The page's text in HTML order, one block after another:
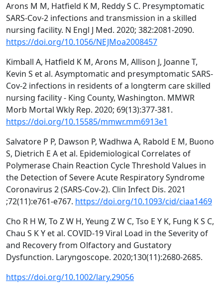
Arons M M, Hatfield K M, Reddy S C. Presymptomatic
SARS-Cov-2 infections and transmission in a skilled
nursing facility. N Engl J Med. 2020; 382:2081-2090.
https://doi.org/10.1056/NEJMoa2008457
Kimball A, Hatfield K M, Arons M, Allison J, Joanne T,
Kevin S et al. Asymptomatic and presymptomatic SARS-
Cov-2 infections in residents of a longterm care skilled
nursing facility - King County, Washington. MMWR
Morb Mortal Wkly Rep. 2020; 69(13):377-381.
https://doi.org/10.15585/mmwr.mm6913e1
Salvatore P P, Dawson P, Wadhwa A, Rabold E M, Buono
S, Dietrich E A et al. Epidemiological Correlates of
Polymerase Chain Reaction Cycle Threshold Values in
the Detection of Severe Acute Respiratory Syndrome
Coronavirus 2 (SARS-Cov-2). Clin Infect Dis. 2021
;72(11):e761-e767. https://doi.org/10.1093/cid/ciaa1469
Cho R H W, To Z W H, Yeung Z W C, Tso E Y K, Fung K S C,
Chau S K Y et al. COVID-19 Viral Load in the Severity of
and Recovery from Olfactory and Gustatory
Dysfunction. Laryngoscope. 2020;130(11):2680-2685.
https://doi.org/10.1002/lary.29056